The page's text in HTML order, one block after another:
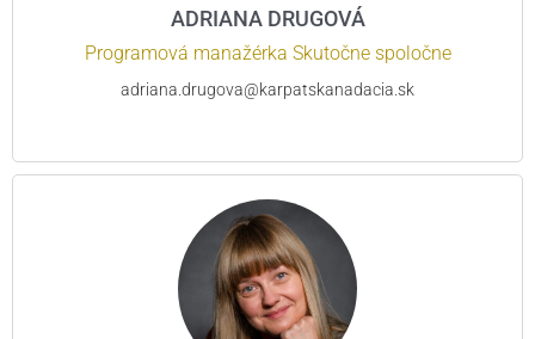
ADRIANA DRUGOVÁ
Programová manažérka Skutočne spoločne
adriana.drugova@karpatskanadacia.sk